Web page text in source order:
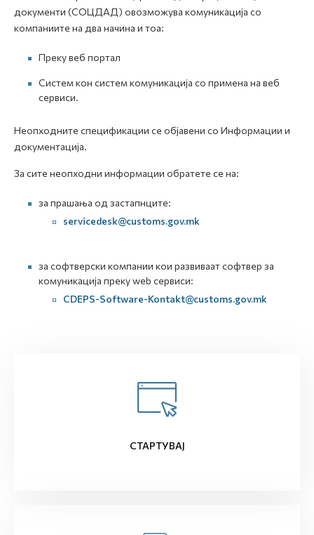
документи (СОЦДАД) овозможува комуникација со
компаниите на два начина и тоа:
Преку веб портал
Систем кон систем комуникација со примена на веб
сервиси.
Неопходните спецификации се објавени со Информации и
документација.
За сите неопходни информации обратете се на:
за прашања од застапнците:
servicedesk@customs.gov.mk
за софтверски компании кои развиваат софтвер за
комуникација преку web сервиси:
CDEPS-Software-Kontakt@customs.gov.mk
СТАРТУВАЈ